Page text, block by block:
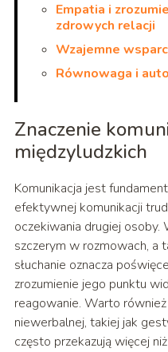
Empatia i
zdrowych relacji
Wzajemne
Równowaga i
Znaczenie
międzyludzkich
Komunikacja jest
efektywnej komunikacji
oczekiwania drugiej
szczerym w rozmowach, a
słuchanie oznacza
zrozumienie jego punktu
reagowanie. Warto
niewerbalnej, takiej jak
często przekazują więcej